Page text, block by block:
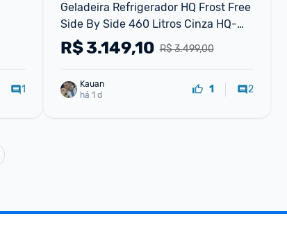
1
Geladeira Refrigerador HQ Frost Free
Side By Side 460 Litros Cinza HQ-
460SBSFF
R$ 3.499,00
R$3.149,10
Kauan
há 1 d
1 2